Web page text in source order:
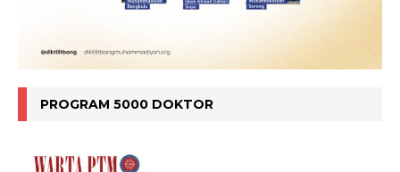
PROGRAM 5000 DOKTOR